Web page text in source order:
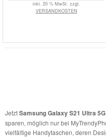
inkl. 20 % MwSt. zzgl.
VERSANDKOSTEN
JetztSamsung Galaxy S21 Ultra
sparen, möglich nur bei
vielfältige Handytaschen, deren